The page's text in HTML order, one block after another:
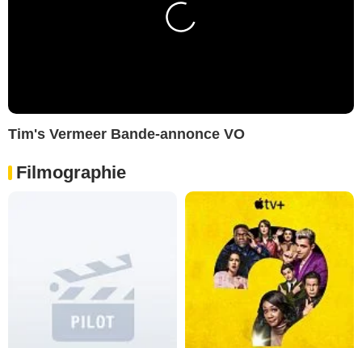
Tim's Vermeer Bande-annonce VO
Filmographie